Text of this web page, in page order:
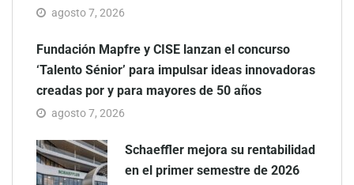
agosto 7, 2026
Fundación Mapfre y CISE lanzan el concurso
‘Talento Sénior’ para impulsar ideas innovadoras
creadas por y para mayores de 50 años
agosto 7, 2026
Schaeffler mejora su rentabilidad
en el primer semestre de 2026